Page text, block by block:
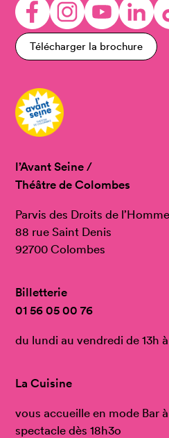
Télécharger la brochure
l’Avant Seine /
Théâtre de Colombes
Parvis des Droits de l’Homme
88 rue Saint Denis
92700 Colombes
Billetterie
01 56 05 00 76
du lundi au vendredi de 13h à
La Cuisine
vous accueille en mode Bar
spectacle dès 18h3o